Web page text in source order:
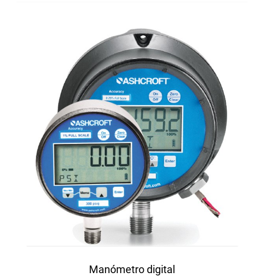
Manómetro digital